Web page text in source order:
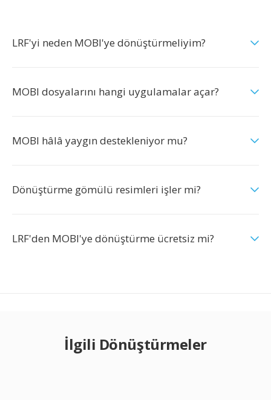
LRF'yi neden MOBI'ye dönüştürmeliyim?
MOBI dosyalarını hangi uygulamalar açar?
MOBI hâlâ yaygın destekleniyor mu?
Dönüştürme gömülü resimleri işler mi?
LRF'den MOBI'ye dönüştürme ücretsiz mi?
İlgili Dönüştürmeler